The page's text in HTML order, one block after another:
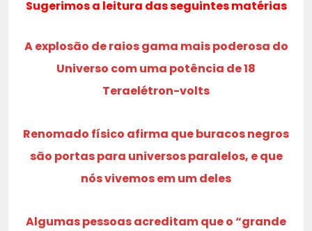
Sugerimos a leitura das seguintes matérias
A explosão de raios gama mais poderosa do
Universo com uma potência de 18
Teraelétron-volts
Renomado físico afirma que buracos negros
são portas para universos paralelos, e que
nós vivemos em um deles
Algumas pessoas acreditam que o “grande